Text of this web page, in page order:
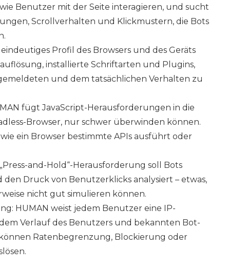
Benutzer mit der Seite interagieren, und sucht
Scrollverhalten und Klickmustern, die Bots
Profil des Browsers und des Geräts
installierte Schriftarten und Plugins,
und dem tatsächlichen Verhalten zu
fügt JavaScript-Herausforderungen in die
Browser, nur schwer überwinden können.
ein Browser bestimmte APIs ausführt oder
and-Hold“-Herausforderung soll Bots
den Druck von Benutzerklicks analysiert – etwas,
nicht gut simulieren können.
HUMAN weist jedem Benutzer eine IP-
Verlauf des Benutzers und bekannten Bot-
Ratenbegrenzung, Blockierung oder